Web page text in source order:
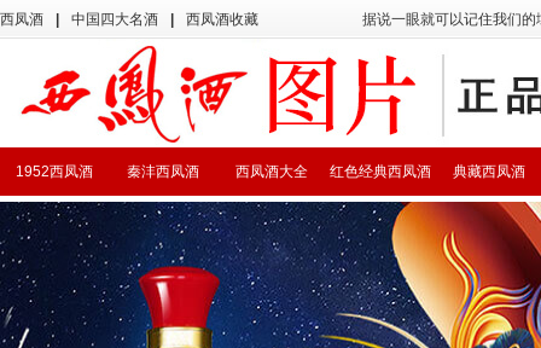
西凤酒 中国四大名酒 西凤酒收藏 据说一眼就可以记住我们
典藏西凤酒
红色经典西凤酒
西凤酒大全
秦沣西凤酒
1952西凤酒